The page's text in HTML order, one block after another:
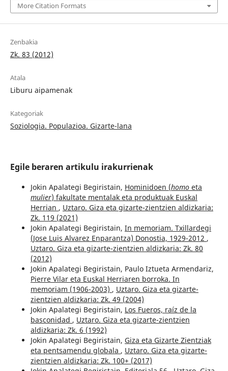
More Citation Formats
Zenbakia
Zk. 83 (2012)
Atala
Liburu aipamenak
Kategoriak
Soziologia. Populazioa. Gizarte-lana
Egile beraren artikulu irakurrienak
Jokin Apalategi Begiristain, Hominidoen (homoeta
mulier) fakultate mentalak eta produktuak Euskal
Herrian , Uztaro. Giza eta gizarte-zientzien aldizkaria:
Zk. 119 (2021)
Jokin Apalategi Begiristain, In memoriam. Txillardegi
(Jose Luis Alvarez Enparantza) Donostia, 1929-2012 ,
Uztaro. Giza eta gizarte-zientzien aldizkaria: Zk. 80
(2012)
Jokin Apalategi Begiristain, Paulo Iztueta Armendariz,
Pierre Vilar eta Euskal Herriaren borroka. In
memoriam (1906-2003) , Uztaro. Giza eta gizarte-
zientzien aldizkaria: Zk. 49 (2004)
Jokin Apalategi Begiristain, Los Fueros, raíz de la
basconidad , Uztaro. Giza eta gizarte-zientzien
aldizkaria: Zk. 6 (1992)
Jokin Apalategi Begiristain, Giza eta Gizarte Zientziak
eta pentsamendu globala , Uztaro. Giza eta gizarte-
zientzien aldizkaria: Zk. 100+ (2017)